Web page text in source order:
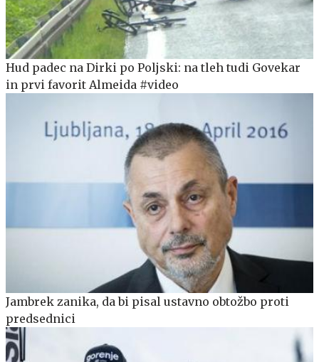
Hud padec na Dirki po Poljski: na tleh tudi Govekar
in prvi favorit Almeida #video
Jambrek zanika, da bi pisal ustavno obtožbo proti
predsednici